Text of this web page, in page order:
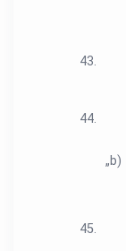
43.
44.
„b)
45.